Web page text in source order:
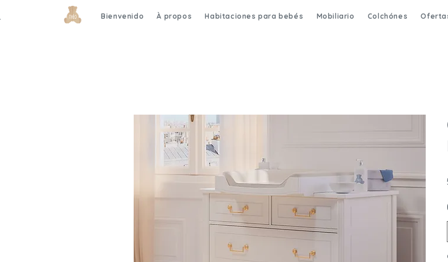
Bienvenido À propos Habitaciones para bebés Mobiliario Colchónes